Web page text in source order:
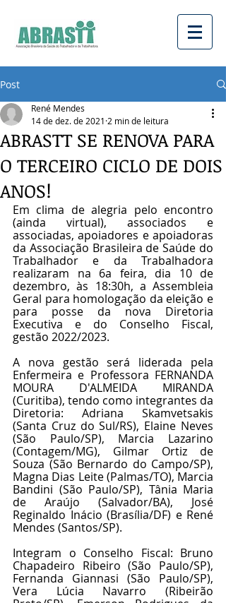
Post
ABRASTT SE RENOVA PARA
O TERCEIRO CICLO DE DOIS
ANOS!
René Mendes
14 de dez. de 2021 2 min de leitura
Em clima de alegria pelo encontro
(ainda virtual), associados e
associadas, apoiadores e apoiadoras
da Associação Brasileira de Saúde do
Trabalhador e da Trabalhadora
realizaram na 6a feira, dia 10 de
dezembro, às 18:30h, a Assembleia
Geral para homologação da eleição e
para posse da nova Diretoria
Executiva e do Conselho Fiscal,
gestão 2022/2023.
A nova gestão será liderada pela
Enfermeira e Professora FERNANDA
MOURA D'ALMEIDA MIRANDA
(Curitiba), tendo como integrantes da
Diretoria: Adriana Skamvetsakis
(Santa Cruz do Sul/RS), Elaine Neves
(São Paulo/SP), Marcia Lazarino
(Contagem/MG), Gilmar Ortiz de
Souza (São Bernardo do Campo/SP),
Magna Dias Leite (Palmas/TO), Marcia
Bandini (São Paulo/SP), Tânia Maria
de Araújo (Salvador/BA), José
Reginaldo Inácio (Brasília/DF) e René
Mendes (Santos/SP).
Integram o Conselho Fiscal: Bruno
Chapadeiro Ribeiro (São Paulo/SP),
Fernanda Giannasi (São Paulo/SP),
Vera Lúcia Navarro (Ribeirão